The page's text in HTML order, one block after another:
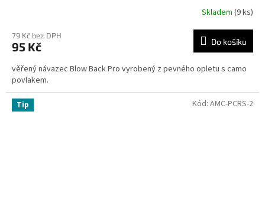
Skladem (9 ks)
79 Kč bez DPH
95 Kč Do košíku
věřený návazec Blow Back Pro vyrobený z pevného opletu s camo
povlakem.
Tip Kód: AMC-PCRS-2